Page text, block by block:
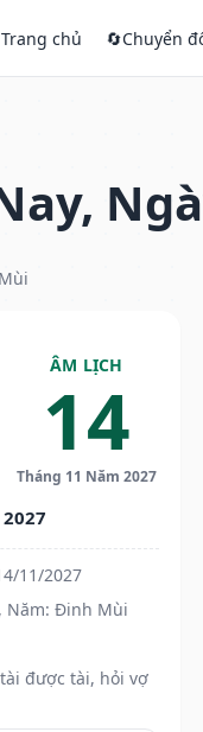
Trang chủ 🔄Chuyển
ÂM LỊCH
14
Tháng 11 Năm 2027
11/2027
Năm: Đinh Mùi
được tài, hỏi vợ